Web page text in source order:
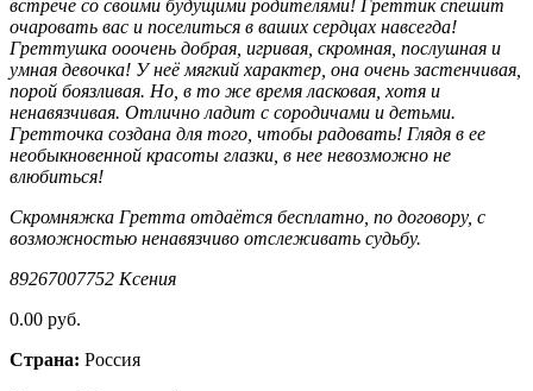
встрече со своими будущими родителями! Греттик спешит
очаровать вас и поселиться в ваших сердцах навсегда!
Греттушка ооочень добрая, игривая, скромная, послушная и
умная девочка! У неё мягкий характер, она очень застенчивая,
порой боязливая. Но, в то же время ласковая, хотя и
ненавязчивая. Отлично ладит с сородичами и детьми.
Гретточка создана для того, чтобы радовать! Глядя в ее
необыкновенной красоты глазки, в нее невозможно не
влюбиться!
Скромняжка Гретта отдаётся бесплатно, по договору, с
возможностью ненавязчиво отслеживать судьбу.
89267007752 Ксения
0.00 руб.
Страна: Россия